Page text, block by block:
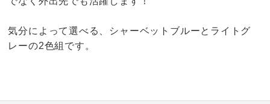
気分によって選べる、シャーベットブルーとライトグ
レーの2色組です。